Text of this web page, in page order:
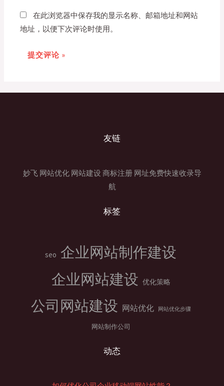
在此浏览器中保存我的显示名称、邮箱地址和网站
地址，以便下次评论时使用。
友链
妙飞 网站优化 网站建设 商标注册 网址免费快速收录导
航
标签
seo 企业网站制作建设
企业网站建设 优化策略
公司网站建设 网站优化 网站优化步骤
网站制作公司
动态